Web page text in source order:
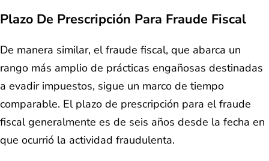
Plazo De Prescripción Para Fraude Fiscal
De manera similar, el fraude fiscal, que abarca un
rango más amplio de prácticas engañosas destinadas
a evadir impuestos, sigue un marco de tiempo
comparable. El plazo de prescripción para el fraude
fiscal generalmente es de seis años desde la fecha en
que ocurrió la actividad fraudulenta.